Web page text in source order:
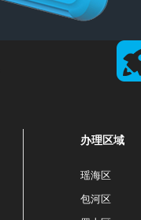
办理区域
瑶海区
包河区